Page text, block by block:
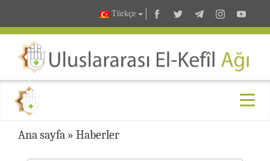
Türkçe
Ana sayfa » Haberler